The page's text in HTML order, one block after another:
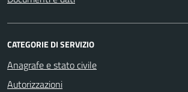
CATEGORIE DI SERVIZIO
Anagrafe e stato civile
Autorizzazioni